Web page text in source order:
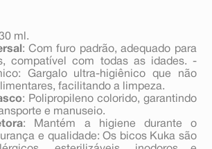
ml.
: Com furo padrão, adequado para
compatível com todas as idades. -
Gargalo ultra-higiênico que não
facilitando a limpeza.
: Polipropileno colorido, garantindo
e manuseio.
: Mantém a higiene durante o
e qualidade: Os bicos Kuka são